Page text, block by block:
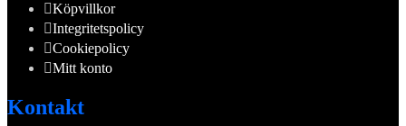
Köpvillkor
Integritetspolicy
Cookiepolicy
Mitt konto
Kontakt